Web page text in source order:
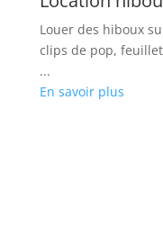
Louer des hiboux
clips de pop,
...
En savoir plus